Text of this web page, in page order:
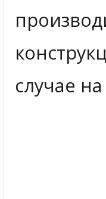
случае